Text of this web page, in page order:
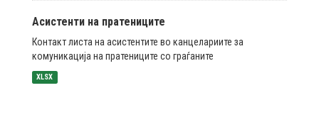
Асистенти на пратениците
Контакт листа на асистентите во канцелариите за
комуникација на пратениците со граѓаните
XLSX